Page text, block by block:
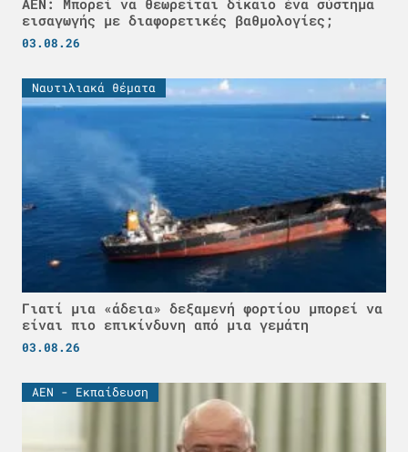
ΑΕΝ: Μπορεί να θεωρείται δίκαιο ένα σύστημα
εισαγωγής με διαφορετικές βαθμολογίες;
03.08.26
Ναυτιλιακά θέματα
Γιατί μια «άδεια» δεξαμενή φορτίου μπορεί να
είναι πιο επικίνδυνη από μια γεμάτη
03.08.26
ΑΕΝ - Εκπαίδευση